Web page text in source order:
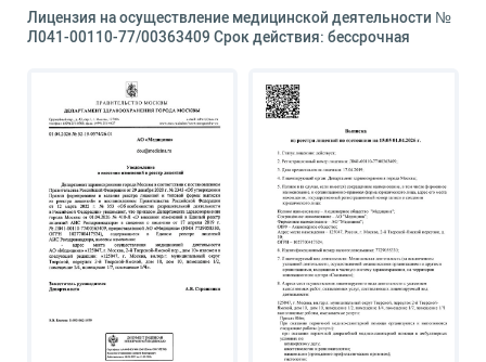
Лицензия на осуществление медицинской деятельности №
Л041-00110-77/00363409 Срок действия: бессрочная